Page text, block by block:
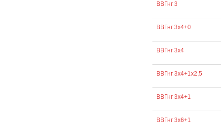
ВВГнг 3
ВВГнг 3х4+0
ВВГнг 3х4
ВВГнг 3х4+1х2,5
ВВГнг 3х4+1
ВВГнг 3х6+1